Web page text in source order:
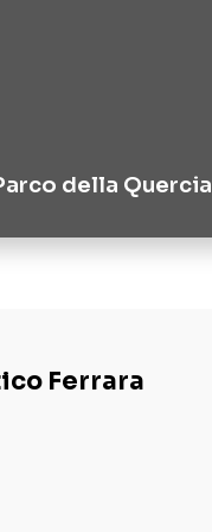
della Quercia
Ferrara